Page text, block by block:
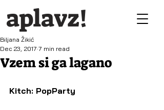
aplavz!
Vzem si ga lagano
Biljana Žikić
Dec 23, 2017 7 min read
Kitch: PopParty